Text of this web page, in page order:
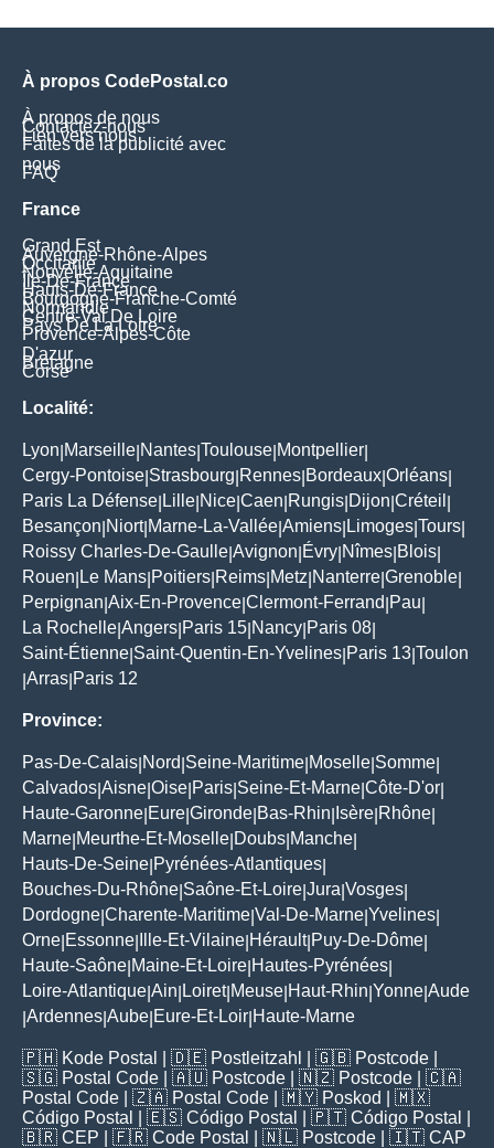
À propos CodePostal.co
À propos de nous
Contactez-nous
Lien vers nous
Faites de la publicité avec
nous
FAQ
France
Grand Est
Auvergne-Rhône-Alpes
Occitanie
Nouvelle-Aquitaine
Île-De-France
Hauts-De-France
Bourgogne-Franche-Comté
Normandie
Centre-Val De Loire
Pays De La Loire
Provence-Alpes-Côte
D'azur
Bretagne
Corse
Localité:
Lyon Marseille Nantes Toulouse Montpellier
Cergy-Pontoise Strasbourg Rennes Bordeaux Orléans
Paris La Défense Lille Nice Caen Rungis Dijon Créteil
Besançon Niort| Marne-La-Vallée Amiens Limoges Tours
Roissy Charles-De-Gaulle Avignon Évry Nîmes Blois
Rouen Le Mans Poitiers Reims Metz Nanterre Grenoble
Perpignan Aix-En-Provence Clermont-Ferrand Pau
La Rochelle Angers Paris 15 Nancy Paris 08
Saint-Étienne Saint-Quentin-En-Yvelines Paris 13 Toulon
Arras Paris 12
Province:
Pas-De-Calais Nord Seine-Maritime Moselle Somme
Calvados Aisne Oise Paris Seine-Et-Marne Côte-D'or
Haute-Garonne Eure Gironde Bas-Rhin Isère Rhône
Marne Meurthe-Et-Moselle Doubs Manche
Hauts-De-Seine Pyrénées-Atlantiques
Bouches-Du-Rhône Saône-Et-Loire Jura Vosges
Dordogne Charente-Maritime Val-De-Marne Yvelines
Orne Essonne Ille-Et-Vilaine Hérault| Puy-De-Dôme
Haute-Saône Maine-Et-Loire Hautes-Pyrénées
Loire-Atlantique Ain Loiret| Meuse Haut-Rhin Yonne Aude
Ardennes Aube Eure-Et-Loir Haute-Marne
🇵🇭 Kode Postal | 🇩🇪 Postleitzahl | 🇬🇧 Postcode
🇸🇬 Postal Code | 🇦🇺 Postcode | 🇳🇿 Postcode | 🇨🇦
Postal Code | 🇿🇦 Postal Code | 🇲🇾 Poskod
| 🇲🇽
Código Postal
| 🇪🇸 Código Postal | 🇵🇹 Código Postal
🇧🇷 CEP | 🇫🇷 Code Postal | 🇳🇱 Postcode | 🇮🇹 CAP